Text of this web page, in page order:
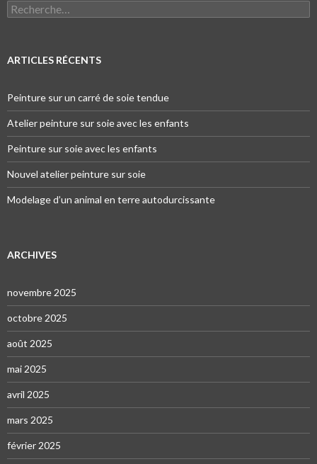
Recherche pour :
ARTICLES RÉCENTS
Peinture sur un carré de soie tendue
Atelier peinture sur soie avec les enfants
Peinture sur soie avec les enfants
Nouvel atelier peinture sur soie
Modelage d’un animal en terre autodurcissante
ARCHIVES
novembre 2025
octobre 2025
août 2025
mai 2025
avril 2025
mars 2025
février 2025